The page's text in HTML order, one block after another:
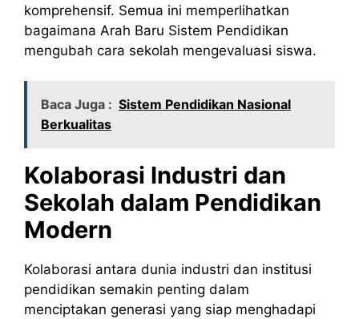
komprehensif. Semua ini memperlihatkan
bagaimana Arah Baru Sistem Pendidikan
mengubah cara sekolah mengevaluasi siswa.
Baca Juga : Sistem Pendidikan Nasional
Berkualitas
Kolaborasi Industri dan
Sekolah dalam Pendidikan
Modern
Kolaborasi antara dunia industri dan institusi
pendidikan semakin penting dalam
menciptakan generasi yang siap menghadapi